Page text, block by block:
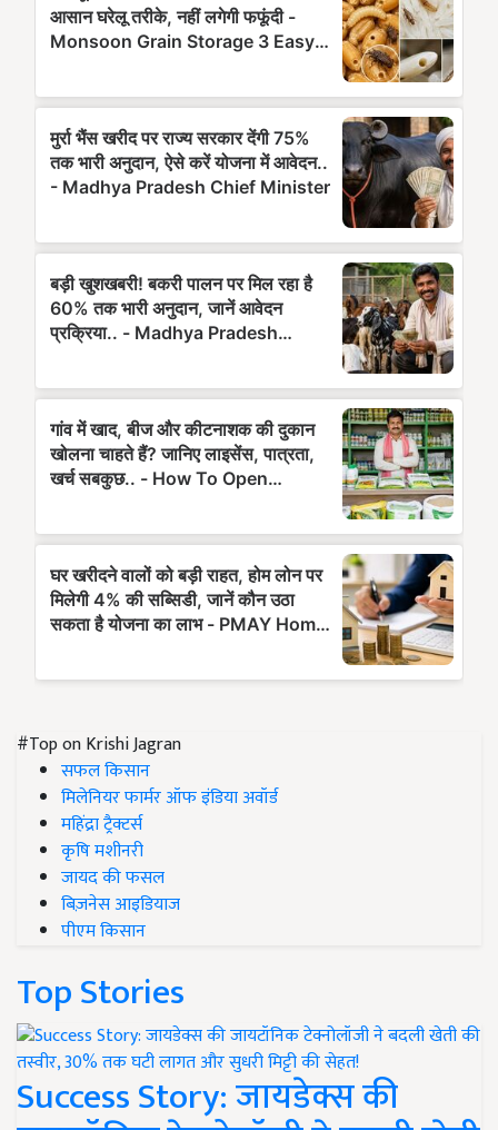
#Top on Krishi Jagran
सफल किसान
मिलेनियर फार्मर ऑफ इंडिया अवॉर्ड
महिंद्रा ट्रैक्टर्स
कृषि मशीनरी
जायद की फसल
बिज़नेस आइडियाज
पीएम किसान
Top Stories
Success Story: जायडेक्स की